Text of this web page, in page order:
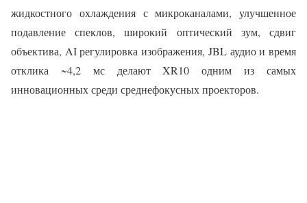
жидкостного охлаждения с микроканалами, улучшенное
подавление спеклов, широкий оптический зум, сдвиг
объектива, AI регулировка изображения, JBL аудио и время
отклика ~4,2 мс делают XR10 одним из самых
инновационных среди среднефокусных проекторов.